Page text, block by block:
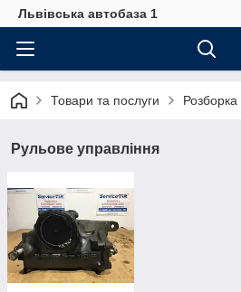
Львівська автобаза 1
Товари та послуги
Рульове управління